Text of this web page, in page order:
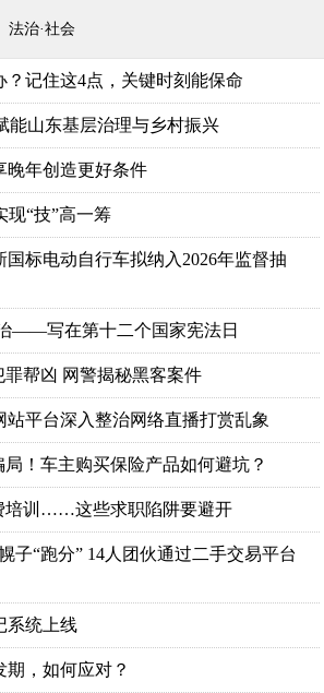
法治·社会
？记住这4点，关键时刻能保命
能山东基层治理与乡村振兴
晚年创造更好条件
现“技”高一筹
标电动自行车拟纳入2026年监督抽
——写在第十二个国家宪法日
罪帮凶 网警揭秘黑客案件
站平台深入整治网络直播打赏乱象
局！车主购买保险产品如何避坑？
培训……这些求职陷阱要避开
子“跑分” 14人团伙通过二手交易平台
系统上线
期，如何应对？